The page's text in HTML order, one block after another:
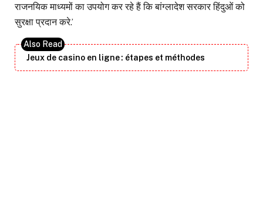
राजनयिक माध्यमों का उपयोग कर रहे हैं कि बांग्लादेश सरकार हिंदुओं को
सुरक्षा प्रदान करे.’
Jeux de casino en ligne : étapes et méthodes